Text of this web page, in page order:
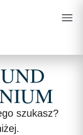
szukasz?